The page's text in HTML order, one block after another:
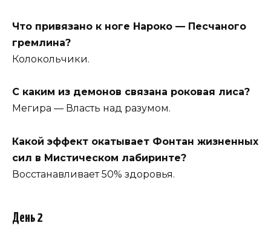
Что привязано к ноге Нароко — Песчаного
гремлина?
Колокольчики.
С каким из демонов связана роковая лиса?
Мегира — Власть над разумом.
Какой эффект окатывает Фонтан жизненных
сил в Мистическом лабиринте?
Восстанавливает 50% здоровья.
День 2